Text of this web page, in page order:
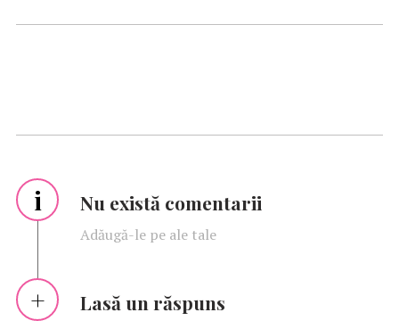
i Nu există comentarii
Adăugă-le pe ale tale
Lasă un răspuns